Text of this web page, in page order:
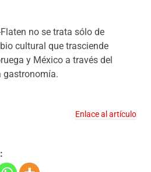
no se trata sólo de
cultural que trasciende
y México a través del
gastronomía.
Enlace al artículo